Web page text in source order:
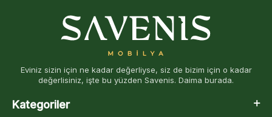
Eviniz sizin için ne kadar değerliyse, siz de bizim için o kadar
değerlisiniz, işte bu yüzden Savenis. Daima burada.
Kategoriler